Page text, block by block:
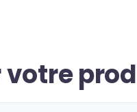
votre